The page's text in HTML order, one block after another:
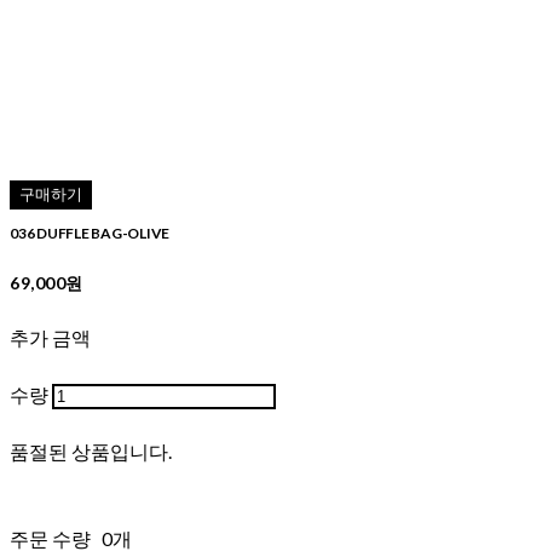
구매하기
036 DUFFLE BAG-OLIVE
69,000원
추가 금액
수량
품절된 상품입니다.
주문 수량 0개